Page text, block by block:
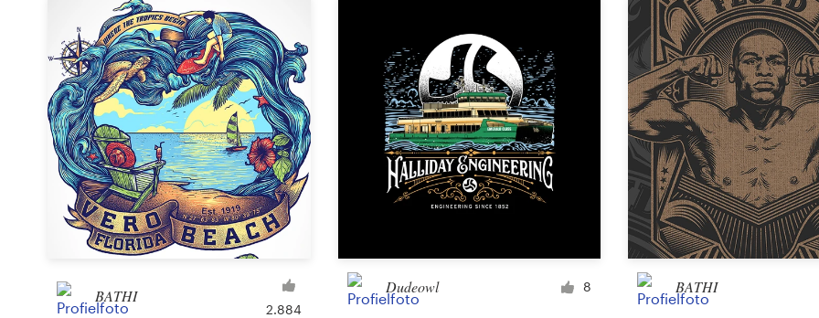
Web- & app-ontwerp
Webdesign
Landingspagina ontwerp
BATHI
2.884
Dudeowl 8 BATHI
Ontwerpdiensten
Ontwerpwedstrijden
1-op-1 projecten
Vind een designer
Ontdek inspiratie
99designs Studio